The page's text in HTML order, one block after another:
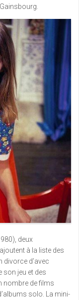
deux
à la liste des
divorce d’avec
son jeu et des
nombre de films
solo. La mini-